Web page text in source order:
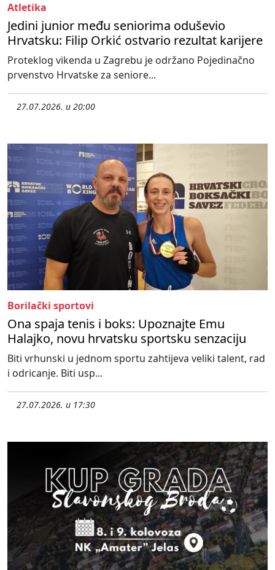
Atletika
Jedini junior među seniorima oduševio
Hrvatsku: Filip Orkić ostvario rezultat karijere
Proteklog vikenda u Zagrebu je održano Pojedinačno
prvenstvo Hrvatske za seniore...
27.07.2026. u 20:00
Borilački sportovi
Ona spaja tenis i boks: Upoznajte Emu
Halajko, novu hrvatsku sportsku senzaciju
Biti vrhunski u jednom sportu zahtijeva veliki talent, rad
i odricanje. Biti usp...
27.07.2026. u 17:30